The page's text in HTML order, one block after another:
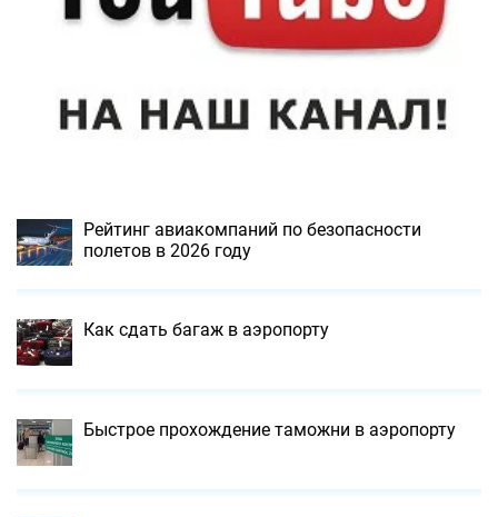
Рейтинг авиакомпаний по безопасности
полетов в 2026 году
Как сдать багаж в аэропорту
Быстрое прохождение таможни в аэропорту